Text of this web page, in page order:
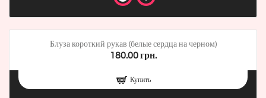
Блуза короткий рукав (белые сердца на черном)
180.00 грн.
Купить